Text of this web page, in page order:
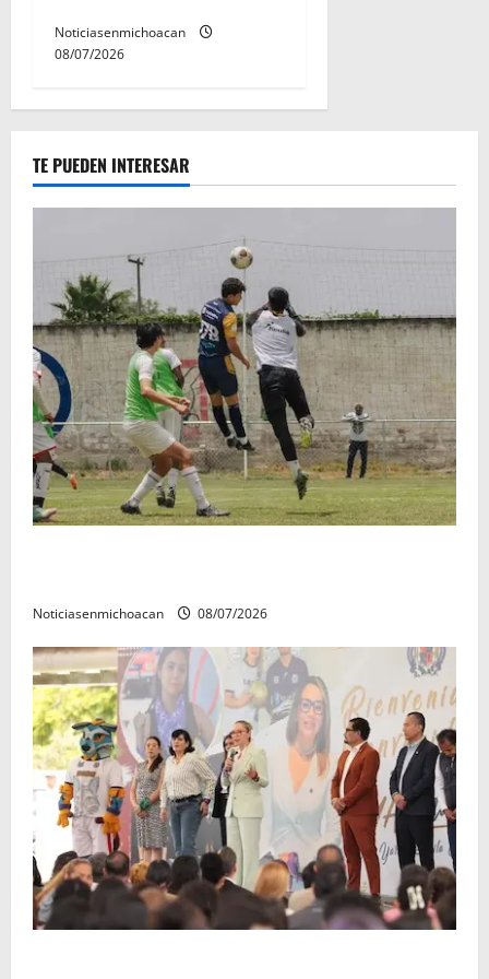
Noticiasenmichoacan
08/07/2026
TE PUEDEN INTERESAR
Noticiasenmichoacan 08/07/2026